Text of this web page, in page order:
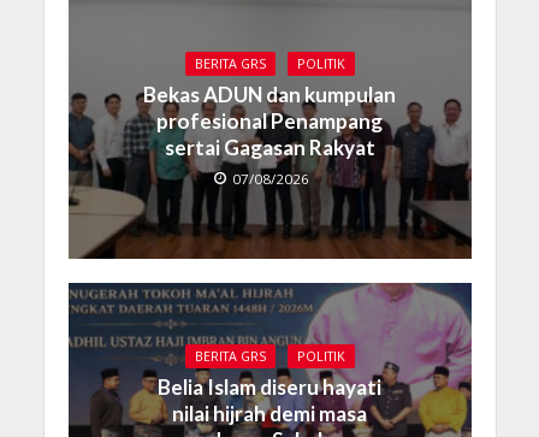
BERITA GRS POLITIK
Bekas ADUN dan kumpulan
profesional Penampang
sertai Gagasan Rakyat
07/08/2026
BERITA GRS POLITIK
Belia Islam diseru hayati
nilai hijrah demi masa